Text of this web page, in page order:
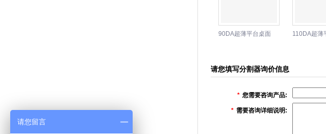
90DA超薄平台桌面
110DA超薄
请您填写分割器询价信息
* 您需要咨询产品:
* 需要咨询详细说明:
请您留言